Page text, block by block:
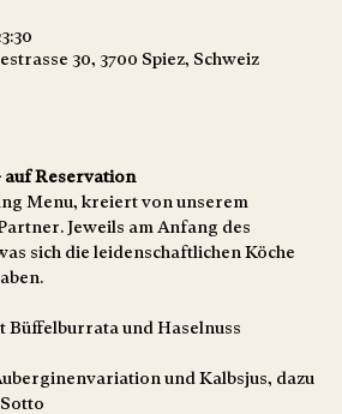
30, 3700 Spiez, Schweiz
auf Reservation
Menu, kreiert von unserem
Jeweils am Anfang des
sich die leidenschaftlichen Köche
und Haselnuss
und Kalbsjus, dazu